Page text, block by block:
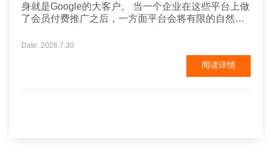
身就是Google的大客户。 当一个企业在这些平台上做
了会员付费推广之后，一方面平台会将有限的自然流
上投放广告，批发流量进来之后，再分配给成百上千
的同行业厂商，有多少流量能到达自己的企业店铺或
Google广告，可以用更具性价比的方式排到阿里或
者...
Date: 2026.7.30
阅读详情